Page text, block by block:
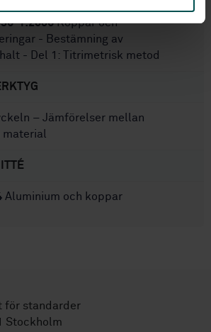
1:2006Koppar och
- Bestämning av
- Del 1: Titrimetrisk metod
– Jämförelser mellan
Aluminium och koppar
för standarder
Stockholm